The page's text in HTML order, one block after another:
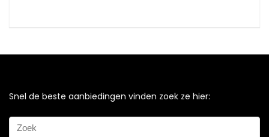
Snel de beste aanbiedingen vinden zoek ze hier: